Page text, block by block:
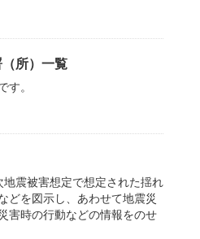
所）一覧
。
震被害想定で想定された揺れ
どを図示し、あわせて地震災
害時の行動などの情報をのせ